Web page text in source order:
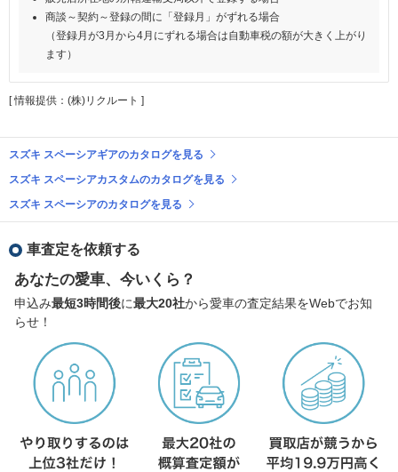
商談～契約～登録の間に「登録月」がずれる場合
（登録月が3月から4月にずれる場合は自動車税の額が大きく上がり
ます）
[ 情報提供：(株)リクルート ]
スズキ スペーシアギアのカタログを見る
スズキ スペーシアカスタムのカタログを見る
スズキ スペーシアのカタログを見る
車査定を依頼する
あなたの愛車、今いくら？
申込み最短3時間後に最大20社から愛車の査定結果をWebでお知
らせ！